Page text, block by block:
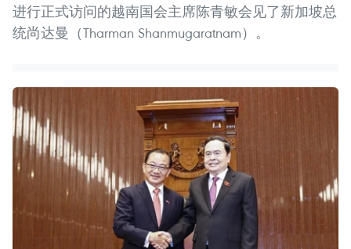
进行正式访问的越南国会主席陈青敏会见了新加坡总
统尚达曼（Tharman Shanmugaratnam）。